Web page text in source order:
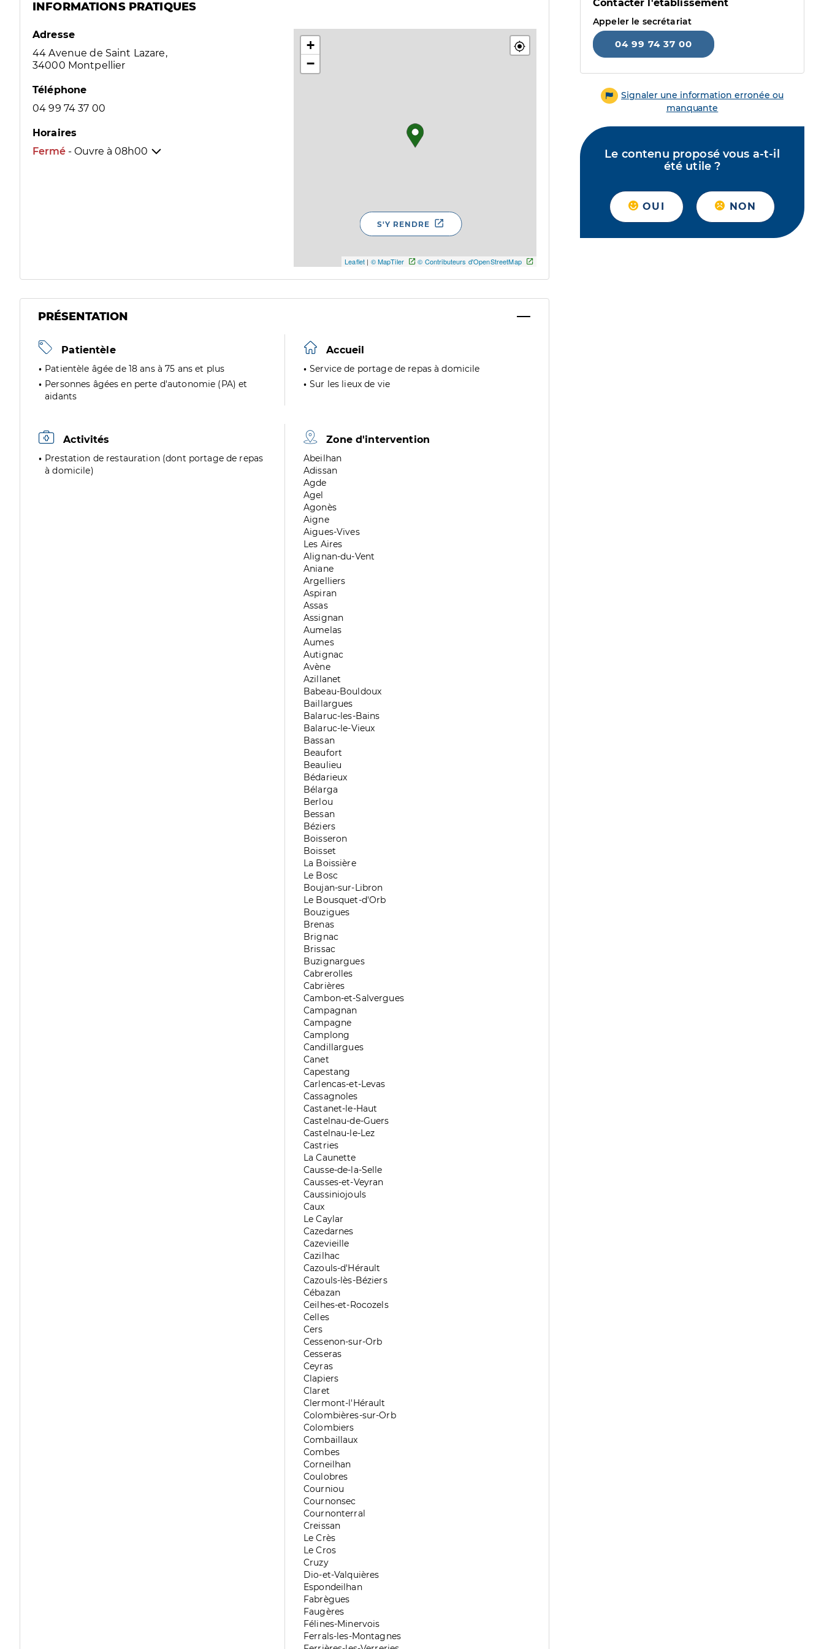
INFORMATIONS PRATIQUES
Adresse
44 Avenue de Saint Lazare,
34000 Montpellier
Téléphone
04 99 74 37 00
Horaires
Fermé - Ouvre à 08h00
+
−
Leaflet | © MapTiler © Contributeurs d'OpenStreetMap
S'Y RENDRE
PRÉSENTATION
Patientèle
Patientèle âgée de 18 ans à 75 ans et plus
Personnes âgées en perte d'autonomie (PA) et
aidants
Accueil
Service de portage de repas à domicile
Sur les lieux de vie
Activités
Prestation de restauration (dont portage de repas
à domicile)
Zone d'intervention
Zone
de
division
Abeilhan
Zone
de
division
Adissan
Zone
de
division
Agde
Zone
de
division
Agel
Zone
de
division
Agonès
Zone
de
division
Aigne
Zone
de
division
Aigues-Vives
Zone
de
division
Les Aires
Zone
de
division
Alignan-du-Vent
Zone
de
division
Aniane
Zone
de
division
Argelliers
Zone
de
division
Aspiran
Zone
de
division
Assas
Zone
de
division
Assignan
Zone
de
division
Aumelas
Zone
de
division
Aumes
Zone
de
division
Autignac
Zone
de
division
Avène
Zone
de
division
Azillanet
Zone
de
division
Babeau-Bouldoux
Zone
de
division
Baillargues
Zone
de
division
Balaruc-les-Bains
Zone
de
division
Balaruc-le-Vieux
Zone
de
division
Bassan
Zone
de
division
Beaufort
Zone
de
division
Beaulieu
Zone
de
division
Bédarieux
Zone
de
division
Bélarga
Zone
de
division
Berlou
Zone
de
division
Bessan
Zone
de
division
Béziers
Zone
de
division
Boisseron
Zone
de
division
Boisset
Zone
de
division
La Boissière
Zone
de
division
Le Bosc
Zone
de
division
Boujan-sur-Libron
Zone
de
division
Le Bousquet-d'Orb
Zone
de
division
Bouzigues
Zone
de
division
Brenas
Zone
de
division
Brignac
Zone
de
division
Brissac
Zone
de
division
Buzignargues
Zone
de
division
Cabrerolles
Zone
de
division
Cabrières
Zone
de
division
Cambon-et-Salvergues
Zone
de
division
Campagnan
Zone
de
division
Campagne
Zone
de
division
Camplong
Zone
de
division
Candillargues
Zone
de
division
Canet
Zone
de
division
Capestang
Zone
de
division
Carlencas-et-Levas
Zone
de
division
Cassagnoles
Zone
de
division
Castanet-le-Haut
Zone
de
division
Castelnau-de-Guers
Zone
de
division
Castelnau-le-Lez
Zone
de
division
Castries
Zone
de
division
La Caunette
Zone
de
division
Causse-de-la-Selle
Zone
de
division
Causses-et-Veyran
Zone
de
division
Caussiniojouls
Zone
de
division
Caux
Zone
de
division
Le Caylar
Zone
de
division
Cazedarnes
Zone
de
division
Cazevieille
Zone
de
division
Cazilhac
Zone
de
division
Cazouls-d'Hérault
Zone
de
division
Cazouls-lès-Béziers
Zone
de
division
Cébazan
Zone
de
division
Ceilhes-et-Rocozels
Zone
de
division
Celles
Zone
de
division
Cers
Zone
de
division
Cessenon-sur-Orb
Zone
de
division
Cesseras
Zone
de
division
Ceyras
Zone
de
division
Clapiers
Zone
de
division
Claret
Zone
de
division
Clermont-l'Hérault
Zone
de
division
Colombières-sur-Orb
Zone
de
division
Colombiers
Zone
de
division
Combaillaux
Zone
de
division
Combes
Zone
de
division
Corneilhan
Zone
de
division
Coulobres
Zone
de
division
Courniou
Zone
de
division
Cournonsec
Zone
de
division
Cournonterral
Zone
de
division
Creissan
Zone
de
division
Le Crès
Zone
de
division
Le Cros
Zone
de
division
Cruzy
Zone
de
division
Dio-et-Valquières
Zone
de
division
Espondeilhan
Zone
de
division
Fabrègues
Zone
de
division
Faugères
Zone
de
Félines-Minervois
Zone
Ferrals-les-Montagnes
Contacter l'établissement
Appeler le secrétariat
04 99 74 37 00
Signaler une information erronée ou
manquante
Le contenu proposé vous a-t-il
été utile ?
OUI NON